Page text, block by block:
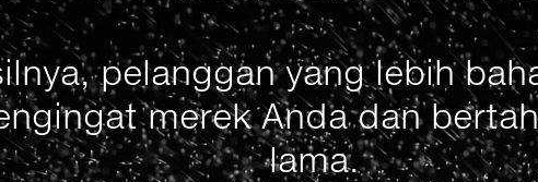
pelanggan yang lebih
merek Anda dan
lama.